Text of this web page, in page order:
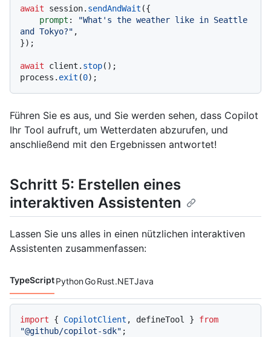
await session. sendAndWait ({
prompt :
"What's the weather like in Seattle
and Tokyo?" ,
});
await client. stop();
process. exit (0
Führen Sie es aus, und Sie werden sehen, dass Copilot
Ihr Tool aufruft, um Wetterdaten abzurufen, und
anschließend mit den Ergebnissen antwortet!
Schritt 5: Erstellen eines
interaktiven Assistenten
Lassen Sie uns alles in einen nützlichen interaktiven
Assistenten zusammenfassen:
Codesprachen navigation
TypeScriptPythonGoRust.NETJava
import { CopilotClient , defineTool } from
"@github/copilot-sdk"